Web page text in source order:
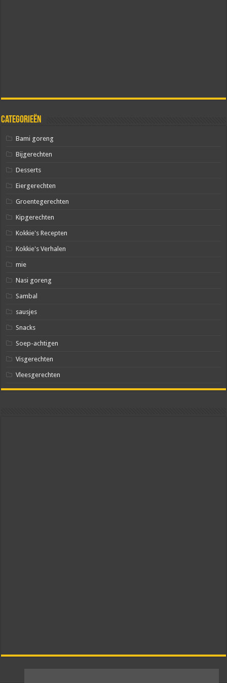
Categorieën
Bami goreng
Bijgerechten
Desserts
Eiergerechten
Groentegerechten
Kipgerechten
Kokkie's Recepten
Kokkie's Verhalen
mie
Nasi goreng
Sambal
sausjes
Snacks
Soep-achtigen
Visgerechten
Vleesgerechten